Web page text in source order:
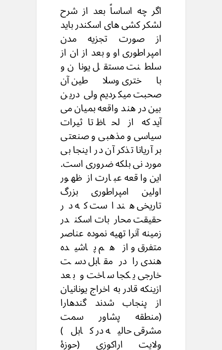
اگر چه اساساً بعد از شرح
لشکر کشی های اسکندر باید
از صورت تجزیه مدن
امپراطوری او و بعد از ان از
سلطنت مستقل یونان و
باختری وسلاطین آن
صحبت میکردیم ولی درین
بین در هند واقعه بمیان می
آید که از لحاظ تاثیرات
سیاسی و مذهبی و صنعتی
بر آریانا تذکر آن در اینجا بی
مورد نی بلکه ضروری است.
این واقعه عبارت از ظهور
اولین امپراطوری بزرگ
تاریخی هند است که در
حقیقت محاربات اسکندر
زمینه آنرا تهیه نموده عناصر
متفرق و از هم پاشیده
هندی را در مقابل دست
خارجی یکجا ساخت و بعد
ازینکه قادر به اخراج یونانیان
از پنجاب شدند گندهارا
(منطقه پشاور سمت
مشرقی حالیه در کابل)
ولایت اراکوزی (حوزۀ